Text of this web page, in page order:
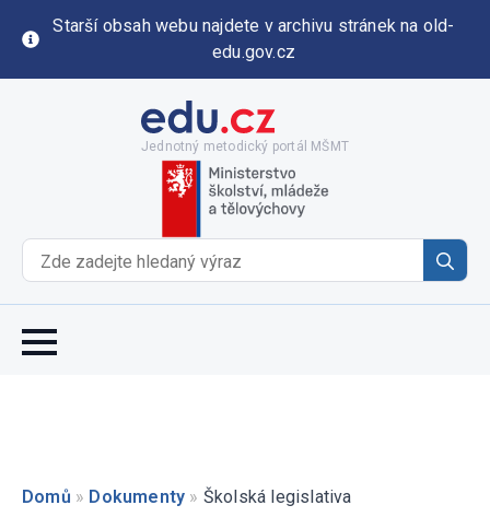
Starší obsah webu najdete v archivu stránek na old-
edu.gov.cz
Jednotný metodický portál MŠMT
for:
Domů » Dokumenty » Školská legislativa